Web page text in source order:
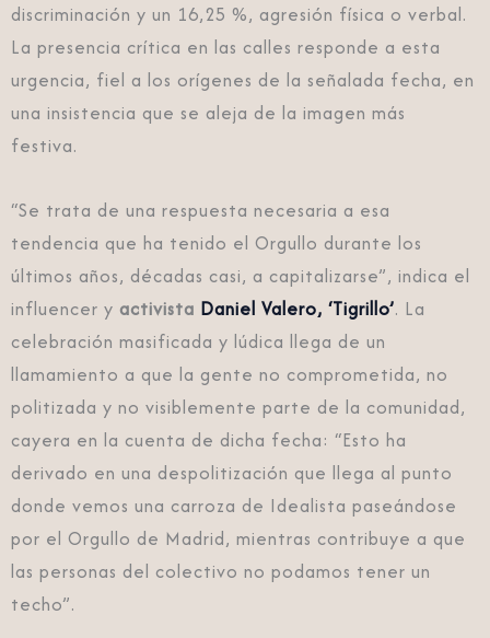
discriminación y un 16,25 %, agresión física o verbal.
La presencia crítica en las calles responde a esta
urgencia, fiel a los orígenes de la señalada fecha, en
una insistencia que se aleja de la imagen más
festiva.
“Se trata de una respuesta necesaria a esa
tendencia que ha tenido el Orgullo durante los
últimos años, décadas casi, a capitalizarse”, indica el
influencer y activista Daniel Valero, ‘Tigrillo’. La
celebración masificada y lúdica llega de un
llamamiento a que la gente no comprometida, no
politizada y no visiblemente parte de la comunidad,
cayera en la cuenta de dicha fecha: “Esto ha
derivado en una despolitización que llega al punto
donde vemos una carroza de Idealista paseándose
por el Orgullo de Madrid, mientras contribuye a que
las personas del colectivo no podamos tener un
techo”.